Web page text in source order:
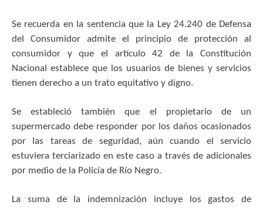
Se recuerda en la sentencia que la Ley 24.240 de Defensa
del Consumidor admite el principio de protección al
consumidor y que el artículo 42 de la Constitución
Nacional establece que los usuarios de bienes y servicios
tienen derecho a un trato equitativo y digno.
Se estableció también que el propietario de un
supermercado debe responder por los daños ocasionados
por las tareas de seguridad, aún cuando el servicio
estuviera terciarizado en este caso a través de adicionales
por medio de la Policía de Río Negro.
La suma de la indemnización incluye los gastos de